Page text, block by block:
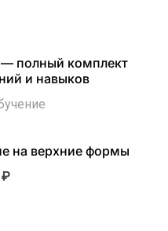
полный комплект
и навыков
на верхние формы
₽